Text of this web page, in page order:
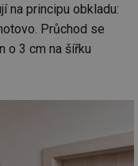
na principu obkladu:
Průchod se
o 3 cm na šířku